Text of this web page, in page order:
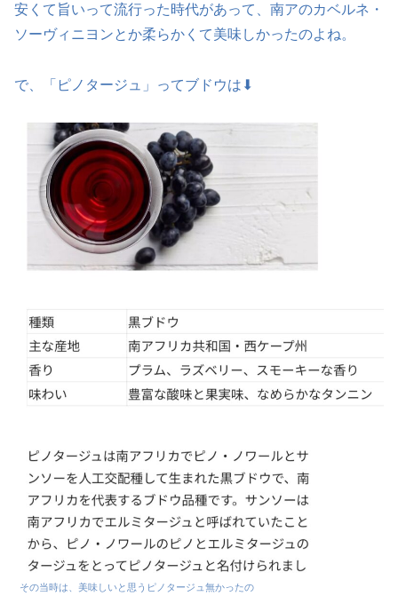
安くて旨いって流行った時代があって、南アのカベルネ・
ソーヴィニヨンとか柔らかくて美味しかったのよね。
で、「ピノタージュ」ってブドウは⬇
その当時は、美味しいと思うピノタージュ無かったの